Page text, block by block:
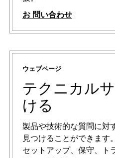
お 問い合わせ
ウェブページ
テクニカル
ける
製品や技術的な質問に対
見つけることができま
セットアップ、保守、ト